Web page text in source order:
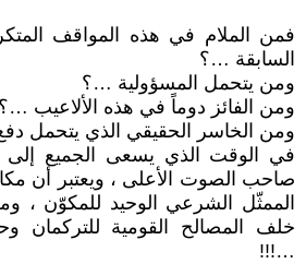
فمن الملام في هذه المواقف
السابقة …؟
ومن يتحمل المسؤولية …؟
ومن الفائز دوماً في هذه الألاعيب …؟
ومن الخاسر الحقيقي الذي يتحمل
في الوقت الذي يسعى الجميع
صاحب الصوت الأعلى ، ويعتبر أن
الممثّل الشرعي الوحيد للمكوّن ،
خلف المصالح القومية للتركمان
…!!!